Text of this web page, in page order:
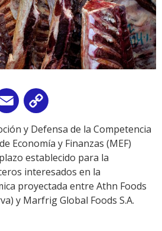
Email
Link
y Defensa de la Competencia
Economía y Finanzas (MEF)
establecido para la
interesados en la
proyectada entre Athn Foods
y Marfrig Global Foods S.A.